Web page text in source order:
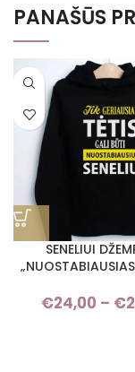
PANAŠŪS
SENELIUI
„NUOSTABIAUSIAS
€24,00 – €